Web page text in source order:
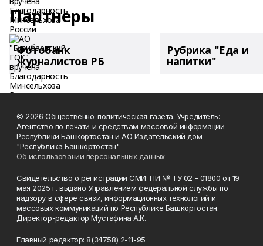
Партнеры
Фотобанк
журналистов РБ
Рубрика "Еда и
напитки"
© 2026 Общественно-политическая газета. Учредитель:
Агентство по печати и средствам массовой информации
Республики Башкортостан и АО Издательский дом
"Республика Башкортостан"
Об использовании персональных данных
Свидетельство о регистрации СМИ: ПИ № ТУ 02 - 01800 от 19
мая 2025 г. выдано Управлением федеральной службы по
надзору в сфере связи, информационных технологий и
массовых коммуникаций по Республике Башкортостан.
Директор-редактор Мустафина А.К.
Главный редактор: 8(34758) 2-11-95